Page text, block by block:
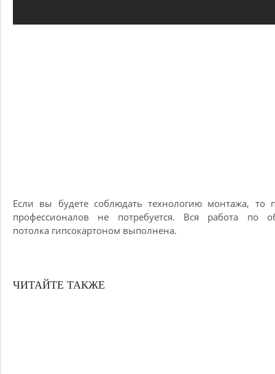
Если вы будете соблюдать технологию монтажа, то
профессионалов не потребуется. Вся работа по
потолка гипсокартоном выполнена.
ЧИТАЙТЕ ТАКЖЕ